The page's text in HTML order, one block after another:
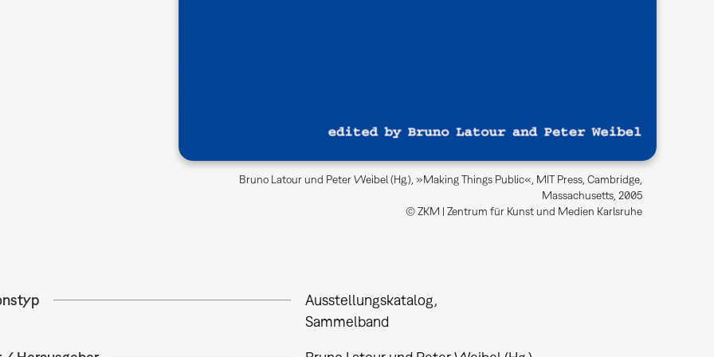
Bruno Latour und Peter Weibel (Hg.), »Making Things Public«, MIT Press, Cambridge,
Massachusetts, 2005
© ZKM | Zentrum für Kunst und Medien Karlsruhe
Ausstellungskatalog
Sammelband